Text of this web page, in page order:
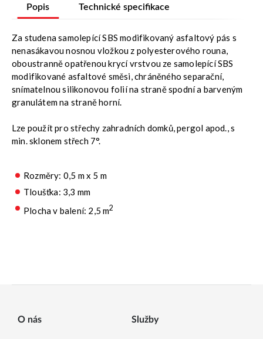
Popis Technické specifikace
Za studena samolepící SBS modifikovaný asfaltový pás s
nenasákavou nosnou vložkou z polyesterového rouna,
oboustranně opatřenou krycí vrstvou ze samolepící SBS
modifikované asfaltové směsi, chráněného separační,
snímatelnou silikonovou folií na straně spodní a barveným
granulátem na straně horní.
Lze použít pro střechy zahradních domků, pergol apod., s
min. sklonem střech 7°.
Rozměry: 0,5 m x 5 m
Tloušťka: 3,3 mm
Plocha v balení: 2,5 m2
O nás Služby